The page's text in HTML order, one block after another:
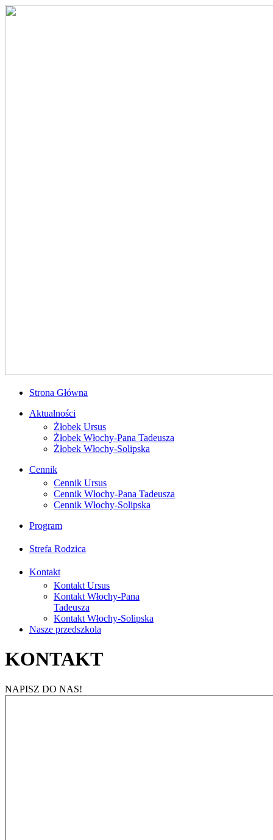
Strona Główna
Aktualności
Żłobek Ursus
Żłobek Włochy-Pana Tadeusza
Żłobek Włochy-Solipska
Cennik
Cennik Ursus
Cennik Włochy-Pana Tadeusza
Cennik Włochy-Solipska
Program
Strefa Rodzica
Kontakt
Kontakt Ursus
Kontakt Włochy-Pana
Tadeusza
Kontakt Włochy-Solipska
Nasze przedszkola
KONTAKT
NAPISZ DO NAS!